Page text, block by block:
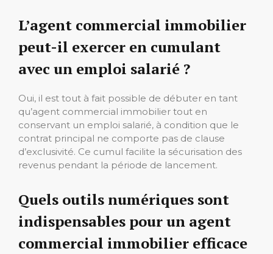
L’agent commercial immobilier
peut-il exercer en cumulant
avec un emploi salarié ?
Oui, il est tout à fait possible de débuter en tant
qu’agent commercial immobilier tout en
conservant un emploi salarié, à condition que le
contrat principal ne comporte pas de clause
d’exclusivité. Ce cumul facilite la sécurisation des
revenus pendant la période de lancement.
Quels outils numériques sont
indispensables pour un agent
commercial immobilier efficace